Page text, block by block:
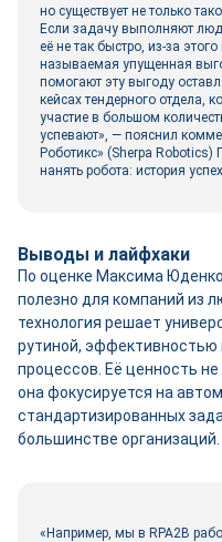
но существует не только
Если задачу выполняют
её не так быстро, из-за
называемая упущенная
помогают эту выгоду
кейсах тендерного отдела,
участие в большом
успевают», — пояснил
Роботикс» (Sherpa
нанять робота: история
Выводы и лайфхаки
По оценке Максима
полезно для компаний из
технология решает
рутиной,
процессов. Её ценность
она фокусируется на
стандартизированных
большинстве организаций.
«Например, мы в RPA2B